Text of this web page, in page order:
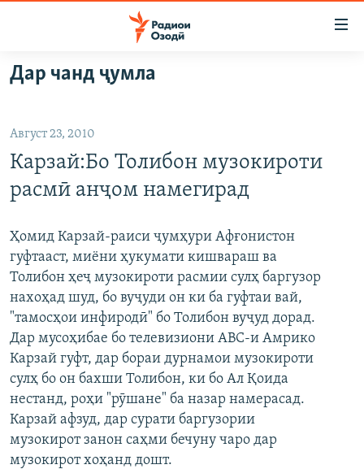
Ҷаҳиш
ба
аслӣ
Ҷаҳиш
ба
феҳристи
аслӣ
Ҷаҳиш
ҷустор
ГӮШАҲО
ҶОМЕА
ОСИЁИ МАРКАЗӢ
ФАРҲАНГ
МЕҲМОНИ ОЗОДӢ
ВАРЗИШ
РӮЗГОРИ МУҲОҶИР
САЛОМ, ХОҲАР
ТАҲҚИҚОТ
ҶАНГ ДАР УКРАИНА
НАЗАРИ МАРДУМ
БЛОГИСТОН
ОЗОДӢ ОНЛАЙН
ЧАНДРАСОНАӢ
ВИДЕО
НИГОРИСТОН
ГУЗОРИШҲОИ РАДИОӢ
РӮЙХАТҲО
КИТОБҲОИ ОЗОДӢ
Русский
ПАЙГИРӢ КУНЕД
Дар чанд ҷумла
Август 23, 2010
Карзай:Бо Толибон музокироти
расмӣ анҷом намегирад
Ҳомид Карзай-раиси ҷумҳури Афғонистон
гуфтааст, миёни ҳукумати кишвараш ва
Толибон ҳеҷ музокироти расмии сулҳ баргузор
нахоҳад шуд, бо вуҷуди он ки ба гуфтаи вай,
"тамосҳои инфиродӣ" бо Толибон вуҷуд дорад.
Дар мусоҳибае бо телевизиони ABC-и Амрико
Карзай гуфт, дар бораи дурнамои музокироти
сулҳ бо он бахши Толибон, ки бо Ал Қоида
нестанд, роҳи "рӯшане" ба назар намерасад.
Карзай афзуд, дар сурати баргузории
музокирот занон саҳми бечуну чаро дар
музокирот хоҳанд дошт.